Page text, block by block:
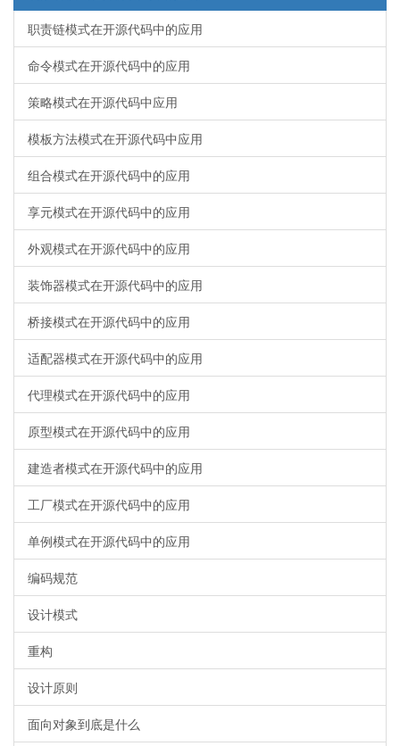
职责链模式在开源代码中的应用
命令模式在开源代码中的应用
策略模式在开源代码中应用
模板方法模式在开源代码中应用
组合模式在开源代码中的应用
享元模式在开源代码中的应用
外观模式在开源代码中的应用
装饰器模式在开源代码中的应用
桥接模式在开源代码中的应用
适配器模式在开源代码中的应用
代理模式在开源代码中的应用
原型模式在开源代码中的应用
建造者模式在开源代码中的应用
工厂模式在开源代码中的应用
单例模式在开源代码中的应用
编码规范
设计模式
重构
设计原则
面向对象到底是什么